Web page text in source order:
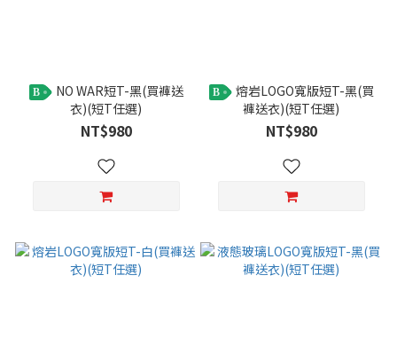
B
衣)(短T任選)
NT$980
B
褲送衣)(短T任選)
NT$980